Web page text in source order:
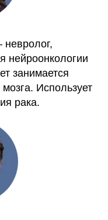
невролог,
нейроонкологии
занимается
Использует
рака.